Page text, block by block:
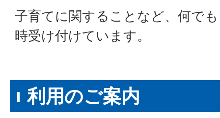
子育てに関することなど、何で
時受け付けています。
利用のご案内